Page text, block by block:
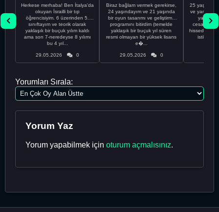
Herkese merhaba! Ben İtalya'da
okuyan İsrailli bir tıp
öğrencisiyim. 6 üzerinden 5.
sınıftayım ve teorik olarak
yaklaşık bir buçuk yılım kaldı
ama son 7-neredeyse 8 yılımı
bu 4 yıl...
29.05.2026 0
Biraz bağlam vermek gerekirse,
24 yaşındayım ve 21 yaşında
bir oyun tasarımı ve geliştirme
programını bitirdim (temelde
yaklaşık bir buçuk yıl süren
resmi olmayan bir yüksek lisans
e�...
29.05.2026 0
25
ve yanlış
cesaretimin
Yorumları Sırala:
Yorum Yaz
Yorum yapabilmek için oturum açmalısınız.